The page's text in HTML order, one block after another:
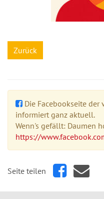
Zurück
Die Facebookseite
informiert ganz aktuell.
Wenn's gefällt: Daumen
https://
Seite teilen